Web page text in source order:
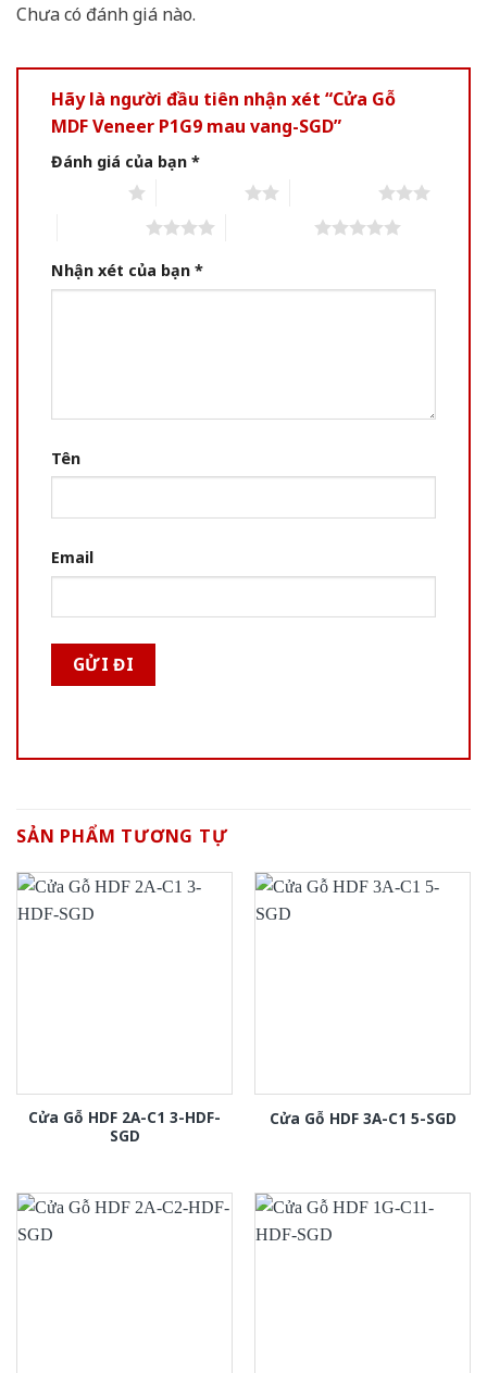
Chưa có đánh giá nào.
Hãy là người đầu tiên nhận xét “Cửa Gỗ
MDF Veneer P1G9 mau vang-SGD”
Đánh giá của bạn *
Nhận xét của bạn *
Tên
Email
SẢN PHẨM TƯƠNG TỰ
Cửa Gỗ HDF 2A-C1 3-HDF-
SGD
Cửa Gỗ HDF 3A-C1 5-SGD